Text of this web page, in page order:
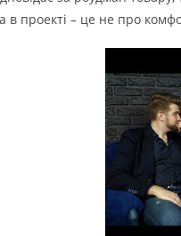
проекті – це не про